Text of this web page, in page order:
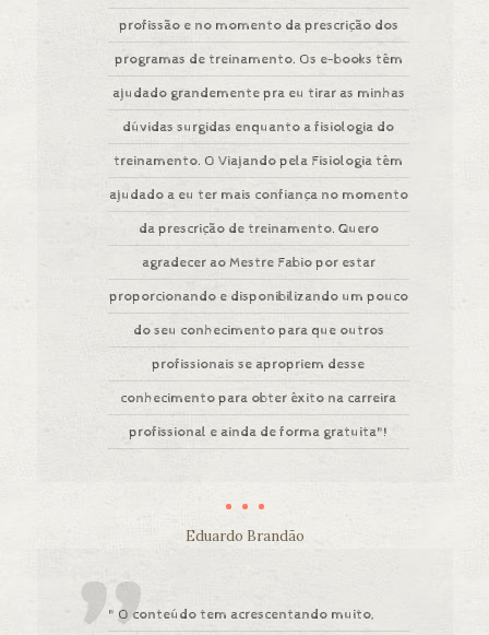
profissão e no momento da prescrição dos
programas de treinamento. Os e-books têm
ajudado grandemente pra eu tirar as minhas
dúvidas surgidas enquanto a fisiologia do
treinamento. O Viajando pela Fisiologia têm
ajudado a eu ter mais confiança no momento
da prescrição de treinamento. Quero
agradecer ao Mestre Fabio por estar
proporcionando e disponibilizando um pouco
do seu conhecimento para que outros
profissionais se apropriem desse
conhecimento para obter êxito na carreira
profissional e ainda de forma gratuita"!
Eduardo Brandão
" O conteúdo tem acrescentando muito,